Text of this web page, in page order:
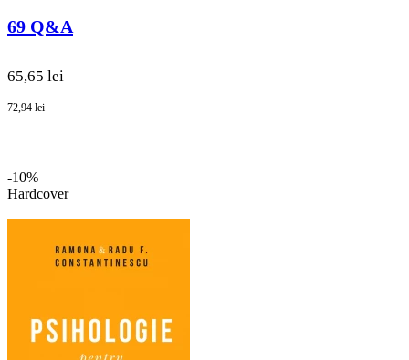
69 Q&A
65,65 lei
72,94 lei
-10%
Hardcover